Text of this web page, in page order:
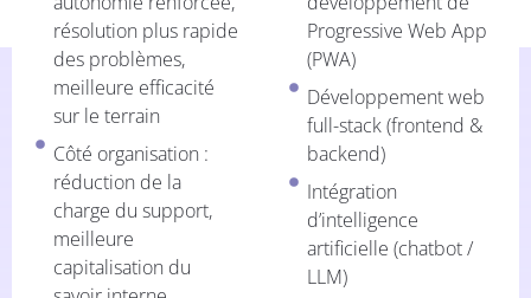
résolution plus rapide
des problèmes,
meilleure efficacité
sur le terrain
Côté organisation :
réduction de la
charge du support,
meilleure
capitalisation du
Progressive Web App
(PWA)
Développement web
full-stack (frontend &
backend)
Intégration
d’intelligence
artificielle (chatbot /
LLM)